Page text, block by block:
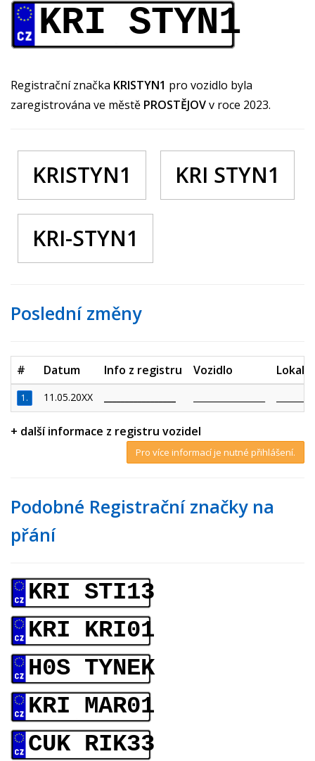
KRI STYN1
Registrační značka KRISTYN1 pro vozidlo byla
zaregistrována ve městě PROSTĚJOVv roce 2023.
KRISTYN1 KRI STYN1
KRI-STYN1
Poslední změny
# Datum Info z registru Vozidlo
1. 11.05.20XX
+ další informace z registru vozidel
Pro více informací je nutné přihlášení.
Podobné Registrační značky na
přání
KRI STI13
KRI KRI01
H0S TYNEK
KRI MAR01
CUK RIK33